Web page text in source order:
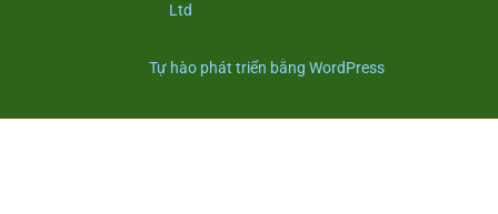
Ltd
Tự hào phát triển bằng WordPress